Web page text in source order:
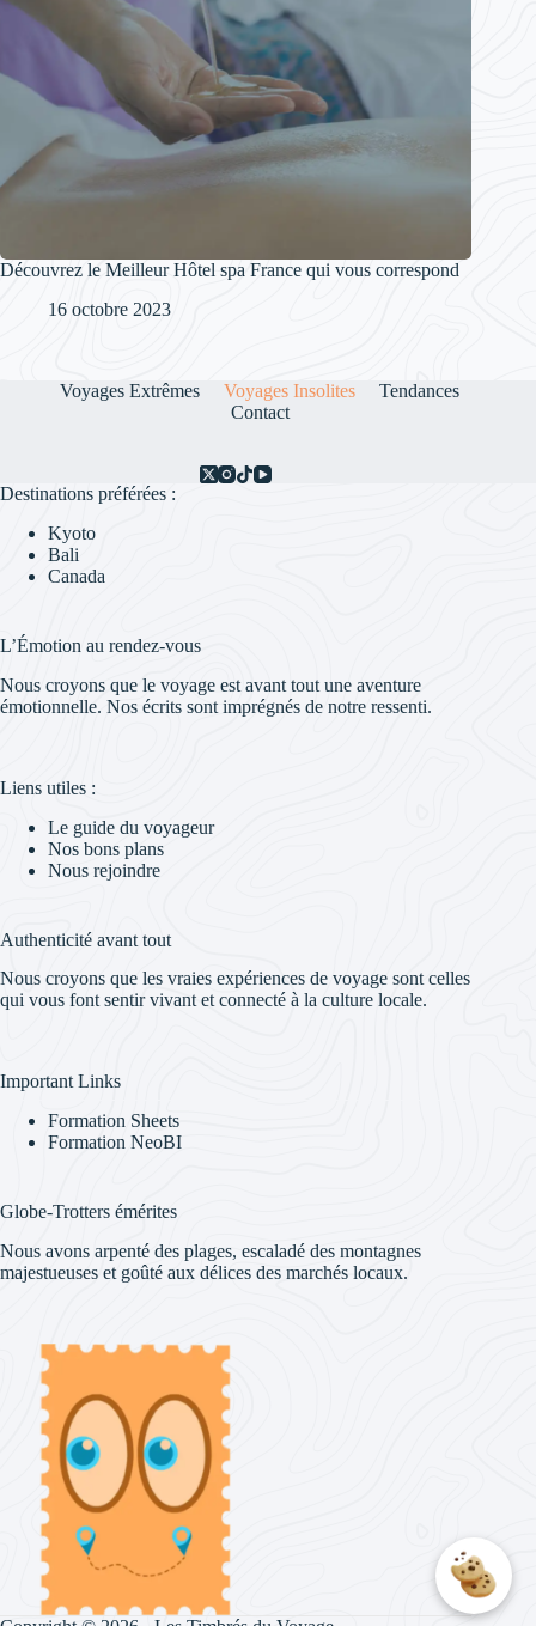
Découvrez le Meilleur Hôtel spa France qui vous correspond
16 octobre 2023
Voyages Extrêmes Voyages Insolites
Tendances
Contact
Destinations préférées :
Kyoto
Bali
Canada
L’Émotion au rendez-vous
Nous croyons que le voyage est avant tout une aventure
émotionnelle. Nos écrits sont imprégnés de notre ressenti.
Liens utiles :
Le guide du voyageur
Nos bons plans
Nous rejoindre
Authenticité avant tout
Nous croyons que les vraies expériences de voyage sont celles
qui vous font sentir vivant et connecté à la culture locale.
Important Links
Formation Sheets
Formation NeoBI
Globe-Trotters émérites
Nous avons arpenté des plages, escaladé des montagnes
majestueuses et goûté aux délices des marchés locaux.